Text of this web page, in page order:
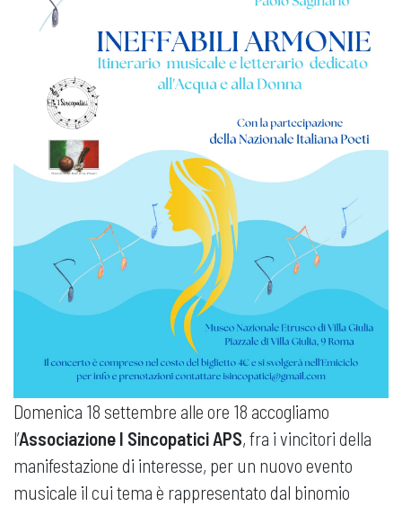
Domenica 18 settembre alle ore 18 accogliamo
l’Associazione I Sincopatici APS, fra i vincitori della
manifestazione di interesse, per un nuovo evento
musicale il cui tema è rappresentato dal binomio